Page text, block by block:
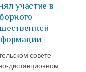
участие в
совете
дистанционном